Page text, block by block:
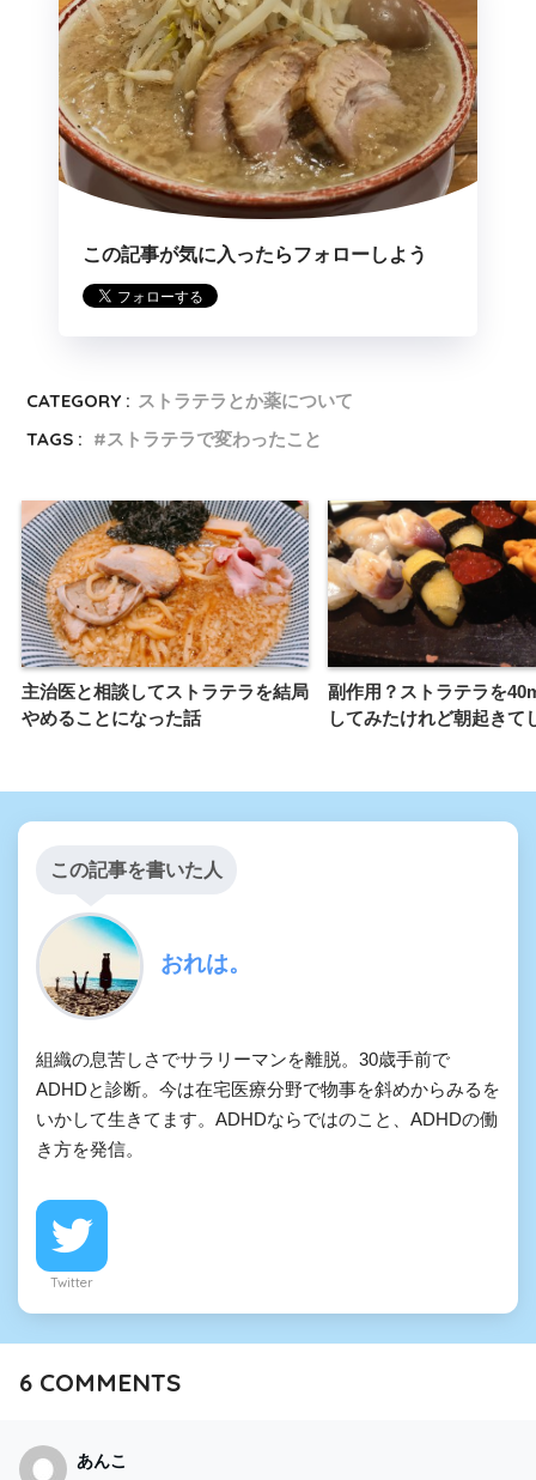
この記事が気に入ったらフォローしよう
CATEGORY : ストラテラとか薬について
TAGS :
ストラテラで変わったこと
主治医と相談してストラテラを結局
やめることになった話
副作用？ストラテラを
してみたけれど朝起きて
この記事を書いた人
おれは。
組織の息苦しさでサラリーマンを離脱。30歳手前で
ADHDと診断。今は在宅医療分野で物事を斜めからみるを
いかして生きてます。ADHDならではのこと、ADHDの働
き方を発信。
Twitter
6COMMENTS
あんこ